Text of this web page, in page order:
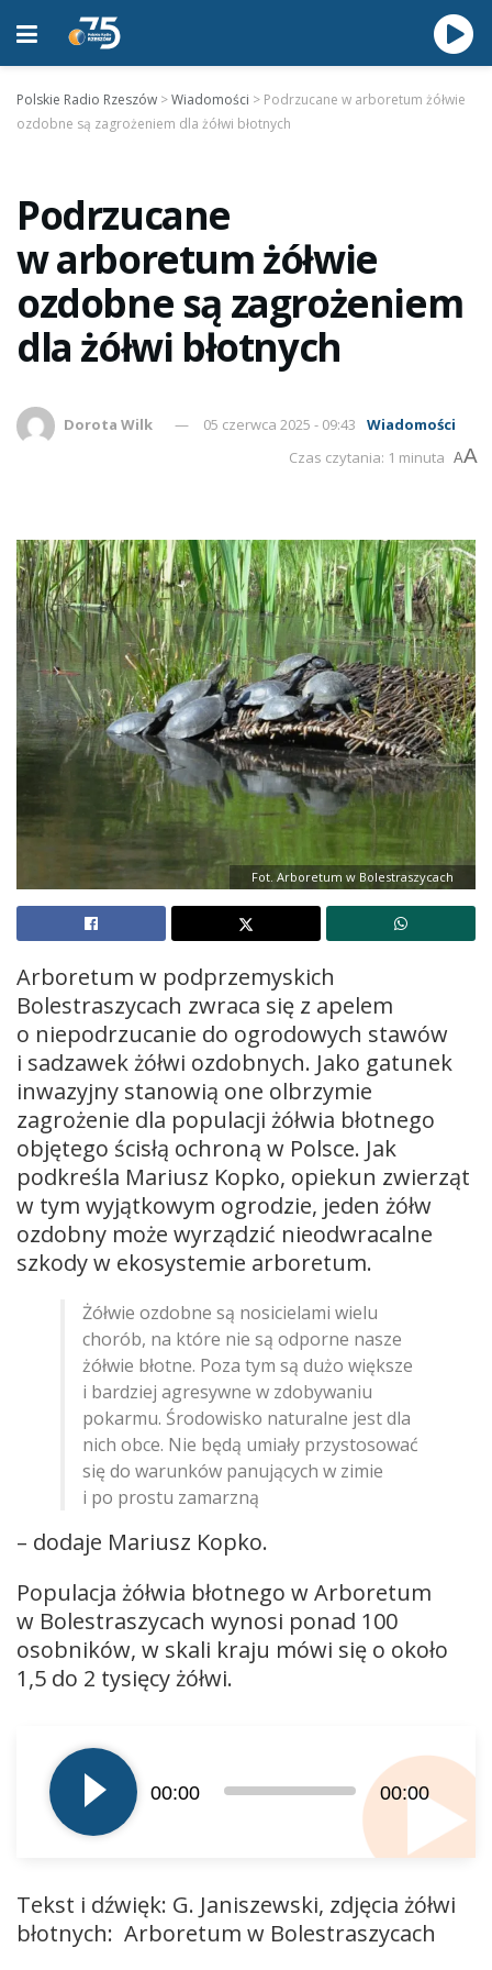
Polskie Radio Rzeszów >Wiadomości > Podrzucane w arboretum żółwie
ozdobne są zagrożeniem dla żółwi błotnych
Podrzucane
w arboretum żółwie
ozdobne są zagrożeniem
dla żółwi błotnych
Dorota Wilk 05 czerwca 2025 - 09:43
Wiadomości
Czas czytania: 1 minuta AA
Fot. Arboretum w Bolestraszycach
Arboretum w podprzemyskich
Bolestraszycach zwraca się z apelem
o niepodrzucanie do ogrodowych stawów
i sadzawek żółwi ozdobnych. Jako gatunek
inwazyjny stanowią one olbrzymie
zagrożenie dla populacji żółwia błotnego
objętego ścisłą ochroną w Polsce. Jak
podkreśla Mariusz Kopko, opiekun zwierząt
w tym wyjątkowym ogrodzie, jeden żółw
ozdobny może wyrządzić nieodwracalne
szkody w ekosystemie arboretum.
Żółwie ozdobne są nosicielami wielu
chorób, na które nie są odporne nasze
żółwie błotne. Poza tym są dużo większe
i bardziej agresywne w zdobywaniu
pokarmu. Środowisko naturalne jest dla
nich obce. Nie będą umiały przystosować
się do warunków panujących w zimie
i po prostu zamarzną
– dodaje Mariusz Kopko.
Populacja żółwia błotnego w Arboretum
w Bolestraszycach wynosi ponad 100
osobników, w skali kraju mówi się o około
1,5 do 2 tysięcy żółwi.
plików
dźwiękowych
00:00 00:00
Tekst i dźwięk: G. Janiszewski, zdjęcia żółwi
błotnych: Arboretum w Bolestraszycach